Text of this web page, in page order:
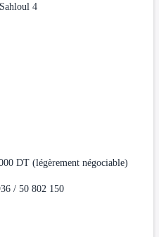
4
DT (légèrement négociable)
/ 50 802 150